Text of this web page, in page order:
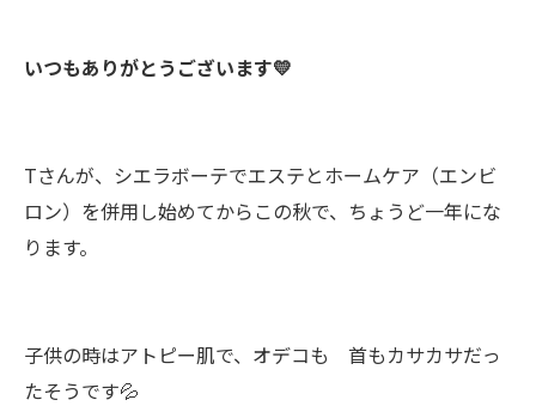
いつもありがとうございます💛
Tさんが、シエラボーテでエステとホームケア（エンビ
ロン）を併用し始めてからこの秋で、ちょうど一年にな
ります。
子供の時はアトピー肌で、オデコも 首もカサカサだっ
たそうです💦